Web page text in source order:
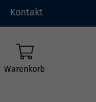
Kontakt
Warenkorb